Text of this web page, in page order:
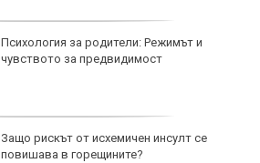
Психология за родители: Режимът и
чувството за предвидимост
Защо рискът от исхемичен инсулт се
повишава в горещините?